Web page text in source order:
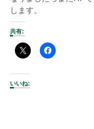
します。
共有:
いいね: